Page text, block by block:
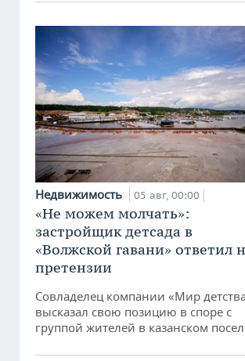
Недвижимость 05 авг, 00:00
«Не можем молчать»:
застройщик детсада в
«Волжской гавани» ответил
претензии
Совладелец компании «Мир
высказал свою позицию в споре с
группой жителей в казанском